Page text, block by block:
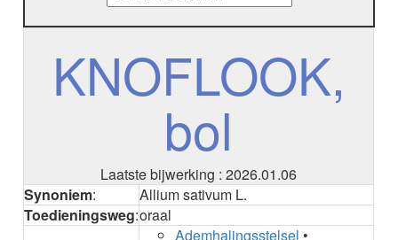
ADAPALEEN / BENZOYLPEROXIDE
ADEFOVIR
AESCINE
AESCINE+DIETHYLAMINE salicylaat
AFLIBERCEPT intravitreaal
AFLIBERCEPT parenteraal
AGALSIDASE alfa
AGALSIDASE bèta
AGOMELATINE
ALBIGLUTIDE
KNOFLOOK,
bol
Laatste bijwerking : 2026.01.06
Synoniem:
Allium sativum L.
Toedieningsweg:oraal
Ademhalingsstelsel •